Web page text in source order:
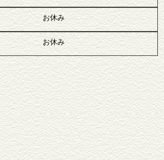
お休み
お休み